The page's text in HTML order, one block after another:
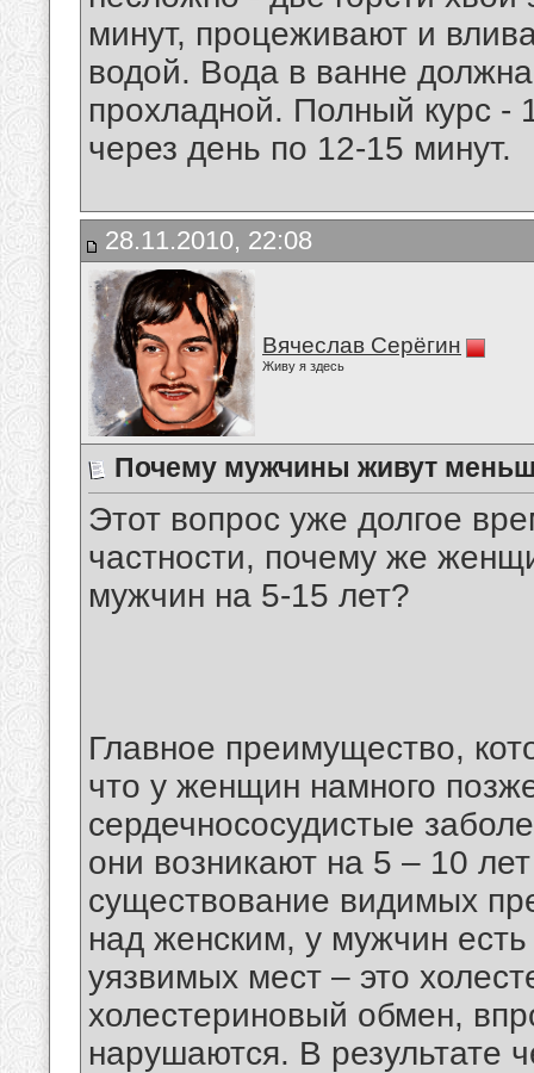
минут, процеживают и
водой. Вода в ванне
прохладной. Полный курс -
через день по 12-15 минут.
28.11.2010, 22:08
Вячеслав Серёгин
Живу я здесь
Почему мужчины живут
Этот вопрос уже долгое
частности, почему же
мужчин на 5-15 лет?
Главное преимущество,
что у женщин намного
сердечнососудистые
они возникают на 5 – 10
существование видимых
над женским, у мужчин
уязвимых мест – это
холестериновый обмен,
нарушаются. В результате